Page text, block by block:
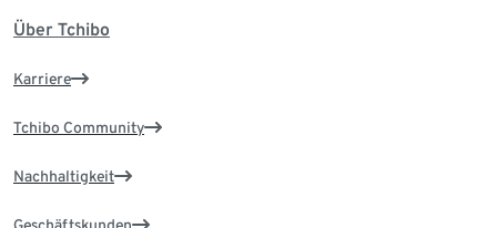
Über Tchibo
Karriere
Tchibo Community
Nachhaltigkeit